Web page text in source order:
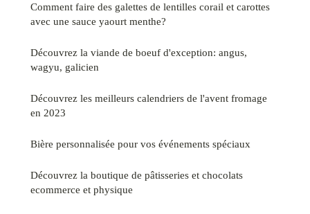
Comment faire des galettes de lentilles corail et carottes
avec une sauce yaourt menthe?
Découvrez la viande de boeuf d'exception: angus,
wagyu, galicien
Découvrez les meilleurs calendriers de l'avent fromage
en 2023
Bière personnalisée pour vos événements spéciaux
Découvrez la boutique de pâtisseries et chocolats
ecommerce et physique